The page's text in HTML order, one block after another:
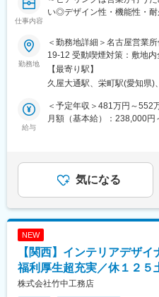
そのひとつとして、ワーク
躍推進の一環として「けん
を挙げて働き方改革を推進
◇業務効率化・DX
建設業界はアナログ色が強
社では社内に技術研究所や
率化・DXを積極的に進めて
直近では、施工管理職の業
希望する業務内容・勤務地
制度」や全社員共通の評価
す。
仕事内容
い◎デザイン性・機能性・耐
■職務内容：
オフィス空間を中心に、内
ただきます。
顧客へのヒアリングは営業
イン業務に集中できる環境で
自社の製品を中心とした空
ます。
・オフィスの内装／空間デ
・コンセプト立案・ゾーニ
・レイアウト設計・空間デ
・株式会社小学館集英社プロ
・安田不動産株式会社 本社
・アールエムトラスト
※その他実績：https://
勤務地
＜勤務地詳細＞名古屋営業
19-12 受動喫煙対策：敷地内
事業所
【最寄り駅】
久屋大通駅、栄町駅(愛知県)
給与
＜予定年収＞481万円～552
月額（基本給）：238,000円
円～26,600円賃金はあくま
上下する可能性があります
気になる
NEW
【関西】インテリアデザ
福利厚生超充実／休１２５
株式会社竹中工務店